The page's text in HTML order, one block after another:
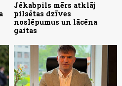
Jēkabpils mērs atklāj
pilsētas dzīves
noslēpumus un lācēna
gaitas